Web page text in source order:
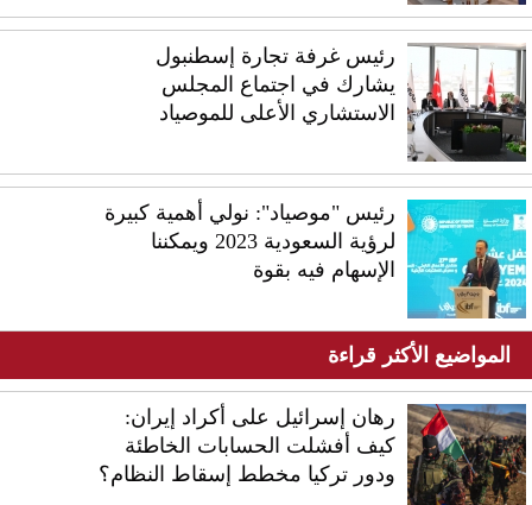
رئيس غرفة تجارة إسطنبول
يشارك في اجتماع المجلس
الاستشاري الأعلى للموصياد
رئيس "موصياد": نولي أهمية كبيرة
لرؤية السعودية 2023 ويمكننا
الإسهام فيه بقوة
المواضيع الأكثر قراءة
رهان إسرائيل على أكراد إيران:
كيف أفشلت الحسابات الخاطئة
ودور تركيا مخطط إسقاط النظام؟